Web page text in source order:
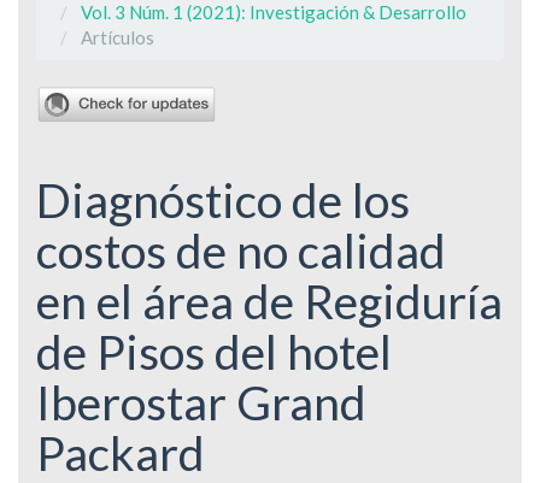
Vol. 3 Núm. 1 (2021): Investigación & Desarrollo
Artículos
Diagnóstico de los
costos de no calidad
en el área de Regiduría
de Pisos del hotel
Iberostar Grand
Packard